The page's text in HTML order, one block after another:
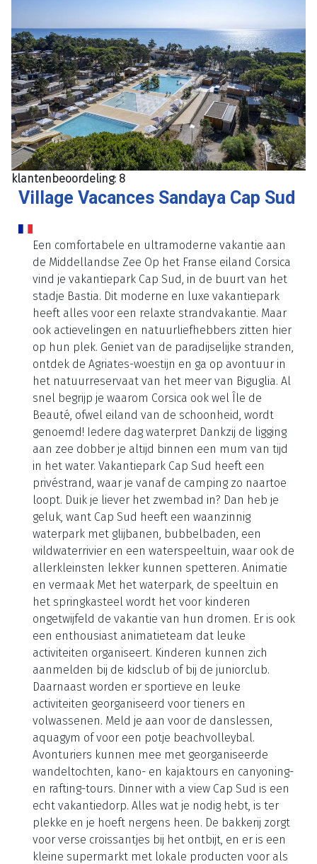
klantenbeoordeling: 8
Village Vacances Sandaya Cap Sud
Een comfortabele en ultramoderne vakantie aan
de Middellandse Zee Op het Franse eiland Corsica
vind je vakantiepark Cap Sud, in de buurt van het
stadje Bastia. Dit moderne en luxe vakantiepark
heeft alles voor een relaxte strandvakantie. Maar
ook actievelingen en natuurliefhebbers zitten hier
op hun plek. Geniet van de paradijselijke stranden,
ontdek de Agriates-woestijn en ga op avontuur in
het natuurreservaat van het meer van Biguglia. Al
snel begrijp je waarom Corsica ook wel Île de
Beauté, ofwel eiland van de schoonheid, wordt
genoemd! Iedere dag waterpret Dankzij de ligging
aan zee dobber je altijd binnen een mum van tijd
in het water. Vakantiepark Cap Sud heeft een
privéstrand, waar je vanaf de camping zo naartoe
loopt. Duik je liever het zwembad in? Dan heb je
geluk, want Cap Sud heeft een waanzinnig
waterpark met glijbanen, bubbelbaden, een
wildwaterrivier en een waterspeeltuin, waar ook de
allerkleinsten lekker kunnen spetteren. Animatie
en vermaak Met het waterpark, de speeltuin en
het springkasteel wordt het voor kinderen
ongetwijfeld de vakantie van hun dromen. Er is ook
een enthousiast animatieteam dat leuke
activiteiten organiseert. Kinderen kunnen zich
aanmelden bij de kidsclub of bij de juniorclub.
Daarnaast worden er sportieve en leuke
activiteiten georganiseerd voor tieners en
volwassenen. Meld je aan voor de danslessen,
aquagym of voor een potje beachvolleybal.
Avonturiers kunnen mee met georganiseerde
wandeltochten, kano- en kajaktours en canyoning-
en rafting-tours. Dinner with a view Cap Sud is een
echt vakantiedorp. Alles wat je nodig hebt, is ter
plekke en je hoeft nergens heen. De bakkerij zorgt
voor verse croissantjes bij het ontbijt, en er is een
kleine supermarkt met lokale producten voor als